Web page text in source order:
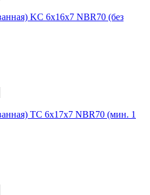
KC 6х16х7 NBR70 (без
TC 6х17х7 NBR70 (мин. 1